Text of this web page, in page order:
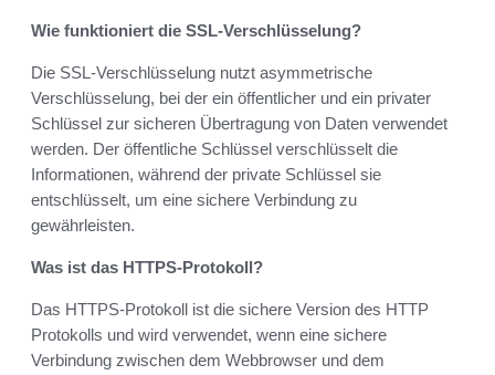
Wie funktioniert die SSL-Verschlüsselung?
Die SSL-Verschlüsselung nutzt asymmetrische
Verschlüsselung, bei der ein öffentlicher und ein privater
Schlüssel zur sicheren Übertragung von Daten verwendet
werden. Der öffentliche Schlüssel verschlüsselt die
Informationen, während der private Schlüssel sie
entschlüsselt, um eine sichere Verbindung zu
gewährleisten.
Was ist das HTTPS-Protokoll?
Das HTTPS-Protokoll ist die sichere Version des HTTP
Protokolls und wird verwendet, wenn eine sichere
Verbindung zwischen dem Webbrowser und dem